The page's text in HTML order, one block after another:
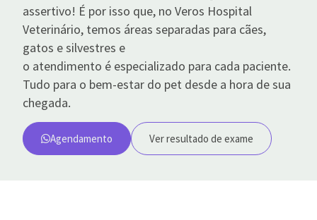
assertivo! É por isso que, no Veros Hospital
Veterinário, temos áreas separadas para cães,
gatos e silvestres e
o atendimento é especializado para cada paciente.
Tudo para o bem-estar do pet desde a hora de sua
chegada.
Agendamento Ver resultado de exame